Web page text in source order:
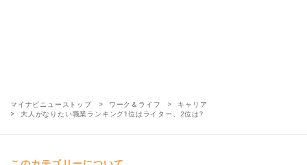
マイナビニューストップ ワーク＆ライフ
キャリア
大人がなりたい職業ランキング1位はライター、2位は?